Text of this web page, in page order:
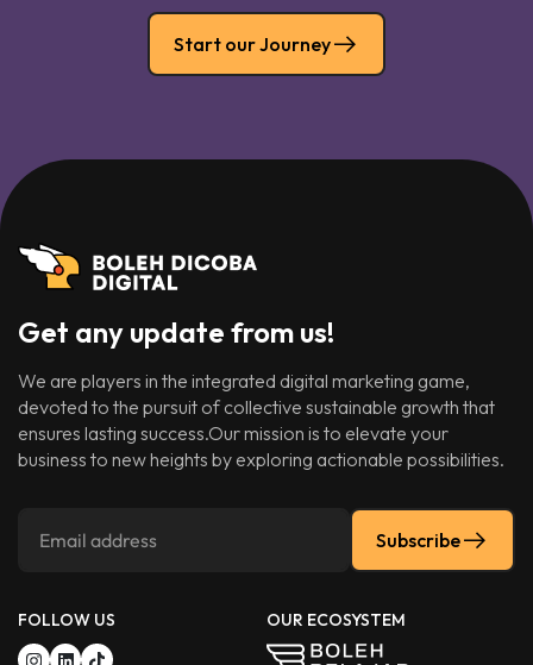
Start our Journey
Get any update from us!
We are players in the integrated digital marketing game,
devoted to the pursuit of collective sustainable growth that
ensures lasting success.Our mission is to elevate your
business to new heights by exploring actionable possibilities.
Subscribe
FOLLOW US OUR ECOSYSTEM